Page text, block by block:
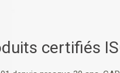
certifiés